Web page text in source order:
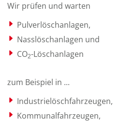
Wir prüfen und warten
Pulverlöschanlagen,
Nasslöschanlagen und
CO2-Löschanlagen
zum Beispiel in ...
Industrielöschfahrzeugen,
Kommunalfahrzeugen,